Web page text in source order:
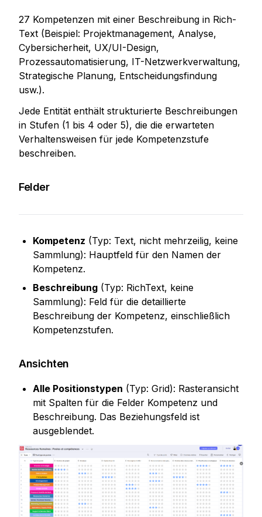
27 Kompetenzen mit einer Beschreibung in Rich-
Text (Beispiel: Projektmanagement, Analyse,
Cybersicherheit, UX/UI-Design,
Prozessautomatisierung, IT-Netzwerkverwaltung,
Strategische Planung, Entscheidungsfindung
usw.).
Jede Entität enthält strukturierte Beschreibungen
in Stufen (1 bis 4 oder 5), die die erwarteten
Verhaltensweisen für jede Kompetenzstufe
beschreiben.
Felder
Kompetenz (Typ: Text, nicht mehrzeilig, keine
Sammlung): Hauptfeld für den Namen der
Kompetenz.
Beschreibung (Typ: RichText, keine
Sammlung): Feld für die detaillierte
Beschreibung der Kompetenz, einschließlich
Kompetenzstufen.
Ansichten
Alle Positionstypen (Typ: Grid): Rasteransicht
mit Spalten für die Felder Kompetenz und
Beschreibung. Das Beziehungsfeld ist
ausgeblendet.